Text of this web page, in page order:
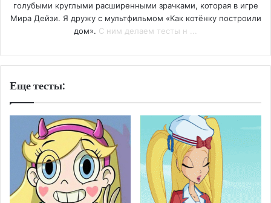
голубыми круглыми расширенными зрачками, которая в игре
Мира Дейзи. Я дружу с мультфильмом «Как котёнку построили
дом». С ним делаем тесты н ...
Еще тесты: